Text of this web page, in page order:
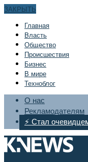
ЗАКРЫТЬ
Главная
Bласть
Общество
Происшествия
Бизнес
В мире
Техноблог
О нас
Рекламодателям
⚡ Стал